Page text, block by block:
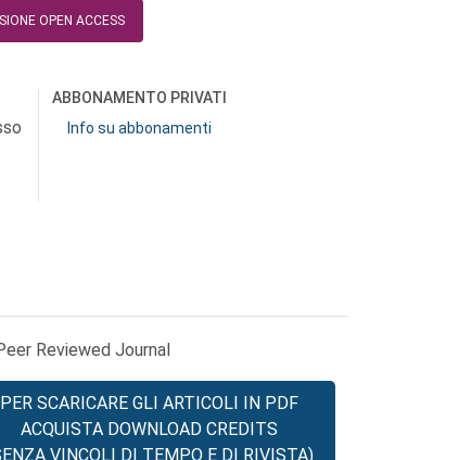
OPEN ACCESS
ABBONAMENTO PRIVATI
Info su abbonamenti
Reviewed Journal
PER SCARICARE GLI ARTICOLI IN PDF
ACQUISTA DOWNLOAD CREDITS
VINCOLI DI TEMPO E DI RIVISTA)